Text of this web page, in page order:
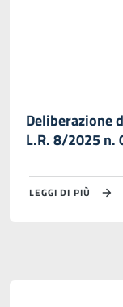
Deliberazione
L.R. 8/2025
LEGGI DI PIÙ